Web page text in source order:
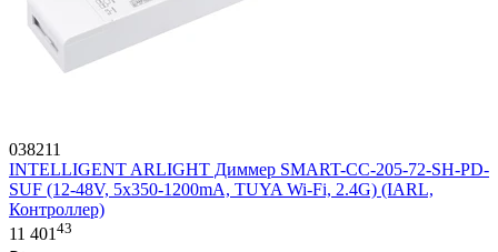
038211
INTELLIGENT ARLIGHT Диммер SMART-CC-205-72-SH-PD-
SUF (12-48V, 5x350-1200mA, TUYA Wi-Fi, 2.4G) (IARL,
Контроллер)
11 40143